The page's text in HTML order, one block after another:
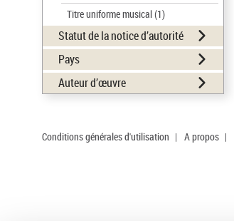
Titre uniforme musical(1)
Statut de la notice d’autorité
Pays
Auteur d’œuvre
Conditions générales d'utilisation | A propos |